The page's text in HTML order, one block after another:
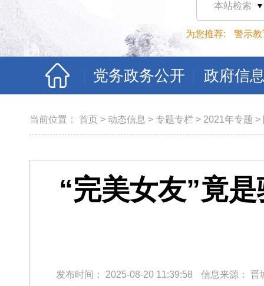
本站检索
为您推荐: 警示教
党务政务公开 政府信
当前位置： 首页 > 动态信息 > 专题专栏 > 2021年专题 >
“完美女友”竟
发布时间： 2025-08-20 11:39:58 信息来源： 晋